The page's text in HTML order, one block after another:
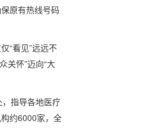
原有热线号码
“看见”远远不
关怀”迈向“大
指导各地医疗
约6000家，全